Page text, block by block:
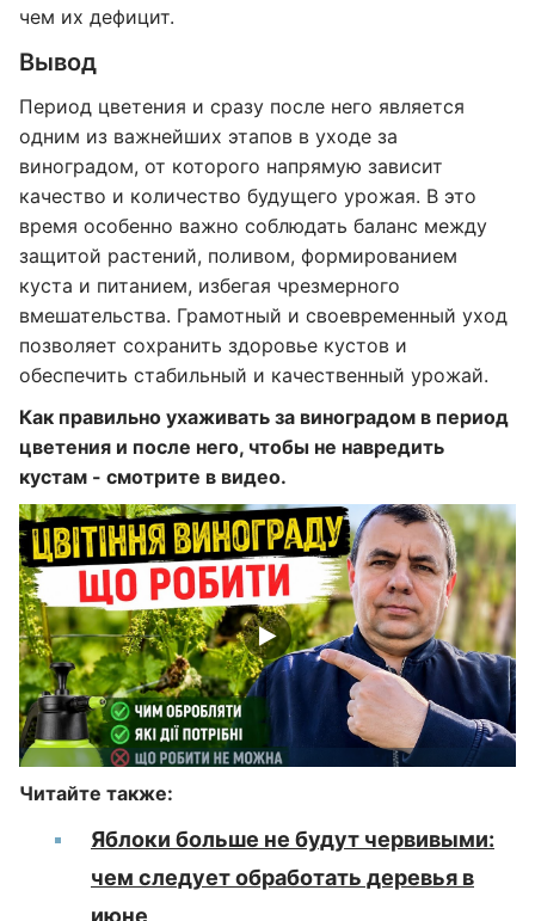
чем их дефицит.
Вывод
Период цветения и сразу после него является
одним из важнейших этапов в уходе за
виноградом, от которого напрямую зависит
качество и количество будущего урожая. В это
время особенно важно соблюдать баланс между
защитой растений, поливом, формированием
куста и питанием, избегая чрезмерного
вмешательства. Грамотный и своевременный уход
позволяет сохранить здоровье кустов и
обеспечить стабильный и качественный урожай.
Как правильно ухаживать за виноградом в период
цветения и после него, чтобы не навредить
кустам - смотрите в видео.
Читайте также:
Яблоки больше не будут червивыми:
чем следует обработать деревья в
июне